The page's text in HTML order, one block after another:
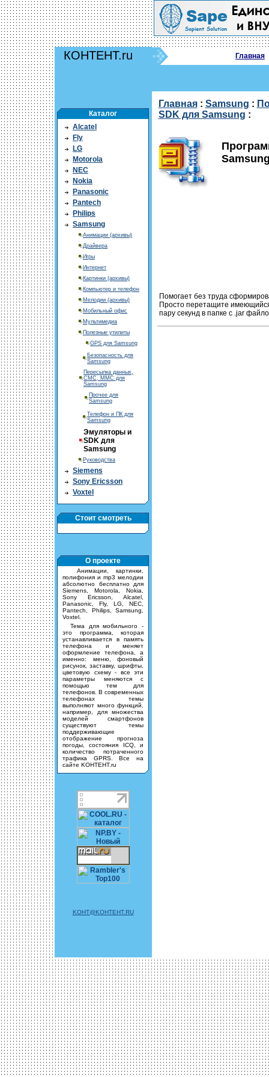
КОНТЕНТ.ru Главная
Каталог
Alcatel
Fly
LG
Motorola
NEC
Nokia
Panasonic
Pantech
Philips
Samsung
Анимации (архивы)
Драйвера
Игры
Интернет
Картинки (архивы)
Компьютер и телефон
Мелодии (архивы)
Мобильный офис
Мультимедиа
Полезные утилиты
GPS для Samsung
Безопасность для
Samsung
Пересылка данных,
СМС, ММС для
Samsung
Прочее для
Samsung
Телефон и ПК для
Samsung
Эмуляторы и
SDK для
Samsung
Руководства
Siemens
Sony Ericsson
Voxtel
Стоит смотреть
О проекте
Анимации, картинки,
полифония и mp3 мелодии
абсолютно бесплатно для
Siemens, Motorola, Nokia,
Sony Ericsson, Alcatel,
Panasonic, Fly, LG, NEC,
Pantech, Philips, Samsung,
Voxtel.
Тема для мобильного -
это программа, которая
устанавливается в память
телефона и меняет
оформление телефона, а
именно: меню, фоновый
рисунок, заставку, шрифты,
цветовую схему - все эти
параметры меняются с
помощью тем для
телефонов. В современных
телефонах темы
выполняют много функций,
например, для множества
моделей смартфонов
существуют темы
поддерживающие
отображение прогноза
погоды, состояния ICQ, и
количество потраченного
трафика GPRS. Все на
сайте KOHTEHT.ru
KOHT@KOHTEHT.RU
Главная: Samsung :
SDK для Samsung :
Помогает без труда
Просто перетащите
пару секунд в папке с .jar